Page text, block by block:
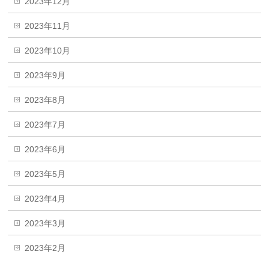
2023年11月
2023年10月
2023年9月
2023年8月
2023年7月
2023年6月
2023年5月
2023年4月
2023年3月
2023年2月